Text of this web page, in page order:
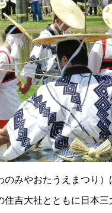
みやおたうえまつり）
住吉大社とともに日本三